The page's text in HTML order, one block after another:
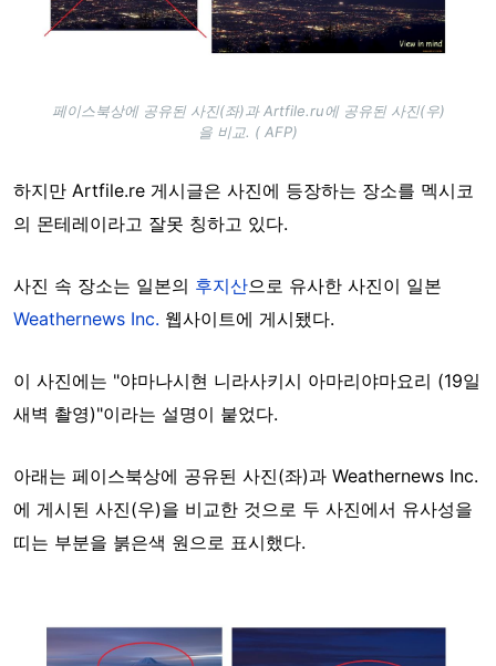
페이스북상에 공유된 사진(좌)과 Artfile.ru에 공유된 사진(우)
을 비교. ( AFP)
하지만 Artfile.re 게시글은 사진에 등장하는 장소를 멕시코
의 몬테레이라고 잘못 칭하고 있다.
사진 속 장소는 일본의 후지산으로 유사한 사진이 일본
Weathernews Inc. 웹사이트에 게시됐다.
이 사진에는 "야마나시현 니라사키시 아마리야마요리 (19일
새벽 촬영)"이라는 설명이 붙었다.
아래는 페이스북상에 공유된 사진(좌)과 Weathernews Inc.
에 게시된 사진(우)을 비교한 것으로 두 사진에서 유사성을
띠는 부분을 붉은색 원으로 표시했다.
Image